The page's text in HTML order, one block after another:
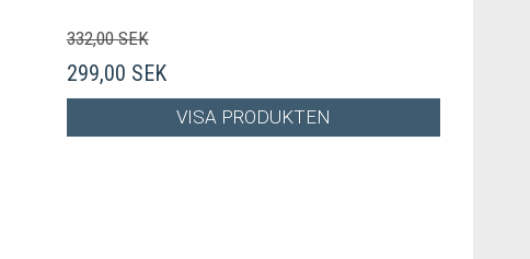
332,00 SEK
299,00 SEK
VISA PRODUKTEN